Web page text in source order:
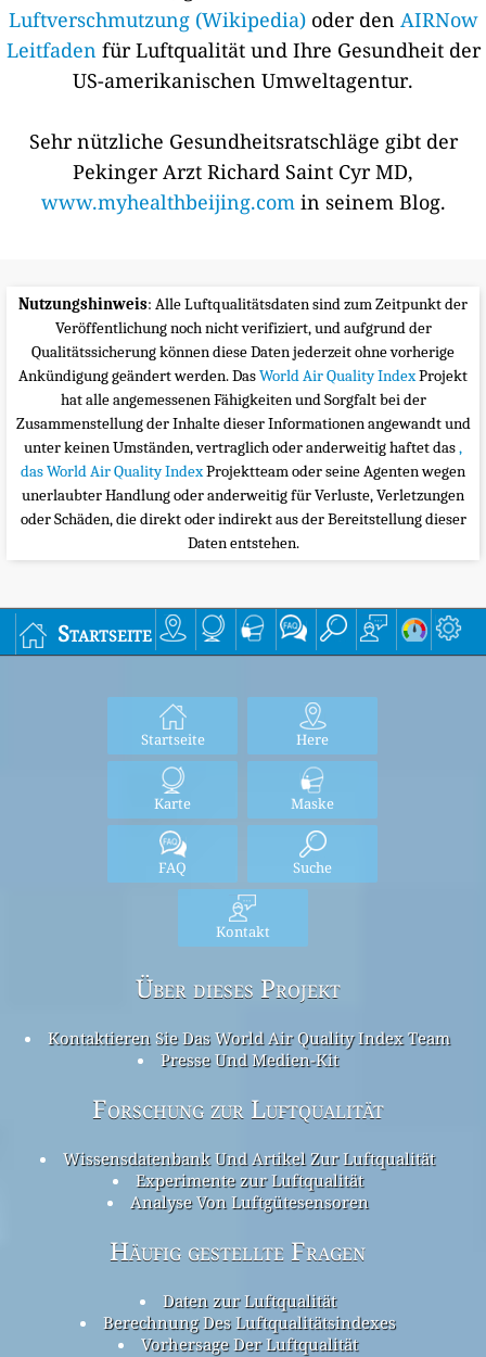
Luftverschmutzung (Wikipedia)oder den AIRNow
Leitfaden für Luftqualität und Ihre Gesundheit der
US-amerikanischen Umweltagentur.
Sehr nützliche Gesundheitsratschläge gibt der
Pekinger Arzt Richard Saint Cyr MD,
www.myhealthbeijing.comin seinem Blog.
Nutzungshinweis: Alle Luftqualitätsdaten sind zum Zeitpunkt der
Veröffentlichung noch nicht verifiziert, und aufgrund der
Qualitätssicherung können diese Daten jederzeit ohne vorherige
Ankündigung geändert werden. DasWorld Air Quality IndexProjekt
hat alle angemessenen Fähigkeiten und Sorgfalt bei der
Zusammenstellung der Inhalte dieser Informationen angewandt und
unter keinen Umständen, vertraglich oder anderweitig haftet das,
das World Air Quality IndexProjektteam oder seine Agenten wegen
unerlaubter Handlung oder anderweitig für Verluste, Verletzungen
oder Schäden, die direkt oder indirekt aus der Bereitstellung dieser
Daten entstehen.
Startseite
Startseite Here
Karte Maske
FAQ Suche
Kontakt
Über dieses Projekt
Kontaktieren Sie Das World Air Quality Index Team
Presse Und Medien-Kit
Forschung zur Luftqualität
Wissensdatenbank Und Artikel Zur Luftqualität
Experimente zur Luftqualität
Analyse Von Luftgütesensoren
Häufig gestellte Fragen
Daten zur Luftqualität
Berechnung Des Luftqualitätsindexes
Vorhersage Der Luftqualität